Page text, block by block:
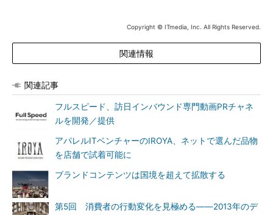
Copyright © ITmedia, Inc. All Rights Reserved.
関連情報
関連記事
フルスピード、訪日インバウンド専門動画PRチャネ
ルを開発／提供
アパレルITベンチャーのIROYA、ネットで選んだ品物
を店舗で試着可能に
ブランドコンテンツは国境を超えて拡散する
第5回 消費者の行動変化を見極める――2013年のデ